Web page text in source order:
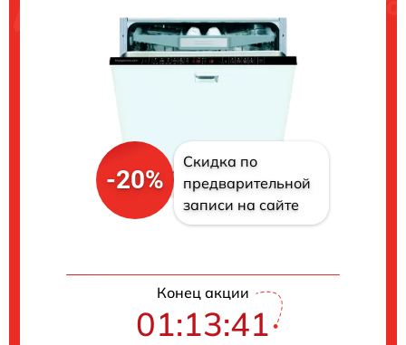
-20%
Скидка по
предварительной
записи на сайте
Конец акции
01:13:40